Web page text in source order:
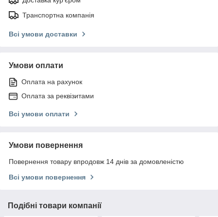
Транспортна компанія
Всі умови доставки
Умови оплати
Оплата на рахунок
Оплата за реквізитами
Всі умови оплати
Умови повернення
Повернення товару впродовж 14 днів за домовленістю
Всі умови повернення
Подібні товари компанії